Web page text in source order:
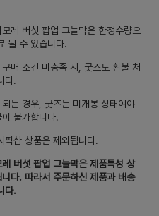
레 버섯 팝업 그늘막은 한정수량으
될 수 있습니다.
매 조건 미충족 시, 굿즈도 환불 처
다.
는 경우, 굿즈는 미개봉 상태여야
불가합니다.
픽샵 상품은 제외됩니다.
버섯 팝업 그늘막은 제품특성 상
다. 따라서 주문하신 제품과 배송
다.